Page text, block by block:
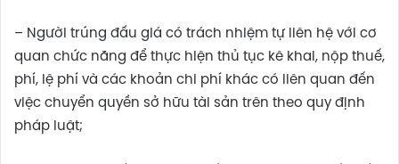
– Người trúng đấu giá có trách nhiệm tự liên hệ với cơ
quan chức năng để thực hiện thủ tục kê khai, nộp thuế,
phí, lệ phí và các khoản chi phí khác có liên quan đến
việc chuyển quyền sở hữu tài sản trên theo quy định
pháp luật;